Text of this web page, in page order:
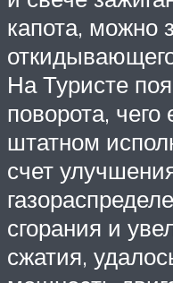
капота, можно
На Туристе
поворота,
штатном
счет
сгорания и
сжатия,